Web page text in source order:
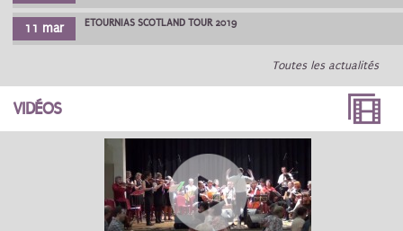
11 mar ETOURNIAS SCOTLAND TOUR 2019
Toutes les actualités
VIDÉOS